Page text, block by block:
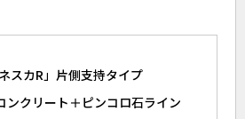
スカR」片側支持タイプ
ンクリート＋ピンコロ石ライン